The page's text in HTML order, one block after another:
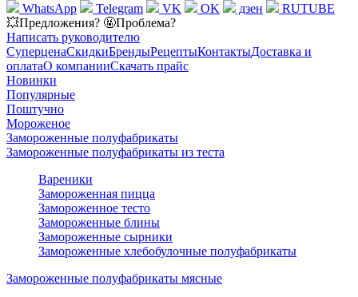
WhatsApp
Telegram VK OK дзен
RUTUBE
💥Предложения? 🤬Проблема?
Написать руководителю
СуперценаСкидкиБрендыРецептыКонтактыДоставка и
оплатаО компанииСкачать прайс
Новинки
Популярные
Поштучно
Мороженое
Замороженные полуфабрикаты
Замороженные полуфабрикаты из теста
Вареники
Замороженная пицца
Замороженное тесто
Замороженные блины
Замороженные сырники
Замороженные хлебобулочные полуфабрикаты
Замороженные полуфабрикаты мясные